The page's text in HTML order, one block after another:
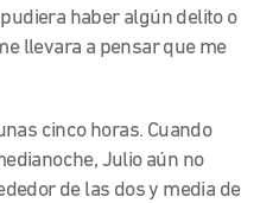
haber algún delito o
llevara a pensar que me
cinco horas. Cuando
Julio aún no
de las dos y media de